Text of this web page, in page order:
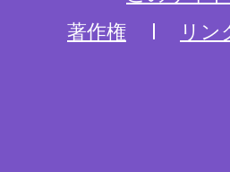
著作権
リン